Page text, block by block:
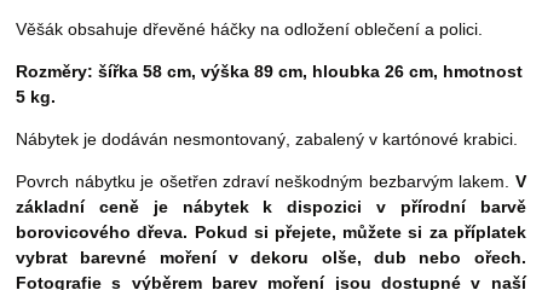
Věšák obsahuje dřevěné háčky na odložení oblečení a polici.
Rozměry: šířka 58 cm, výška 89 cm, hloubka 26 cm, hmotnost
5 kg.
Nábytek je dodáván nesmontovaný, zabalený v kartónové krabici.
Povrch nábytku je ošetřen zdraví neškodným bezbarvým lakem. V
základní ceně je nábytek k dispozici v přírodní barvě
borovicového dřeva. Pokud si přejete, můžete si za příplatek
vybrat barevné mořenív dekoru olše, dub nebo ořech.
Fotografie s výběrem barev moření jsou dostupné v naší